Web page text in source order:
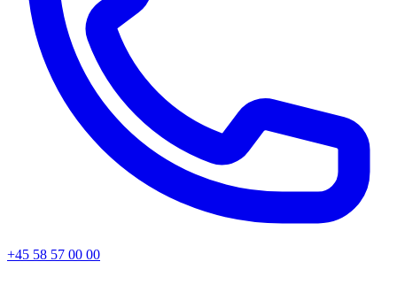
+45 58 57 00 00